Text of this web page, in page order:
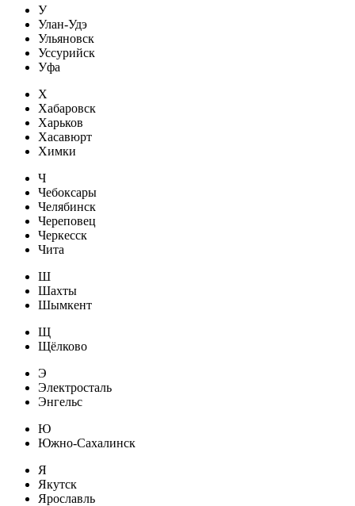
У
Улан-Удэ
Ульяновск
Уссурийск
Уфа
Х
Хабаровск
Харьков
Хасавюрт
Химки
Ч
Чебоксары
Челябинск
Череповец
Черкесск
Чита
Ш
Шахты
Шымкент
Щ
Щёлково
Э
Электросталь
Энгельс
Ю
Южно-Сахалинск
Я
Якутск
Ярославль